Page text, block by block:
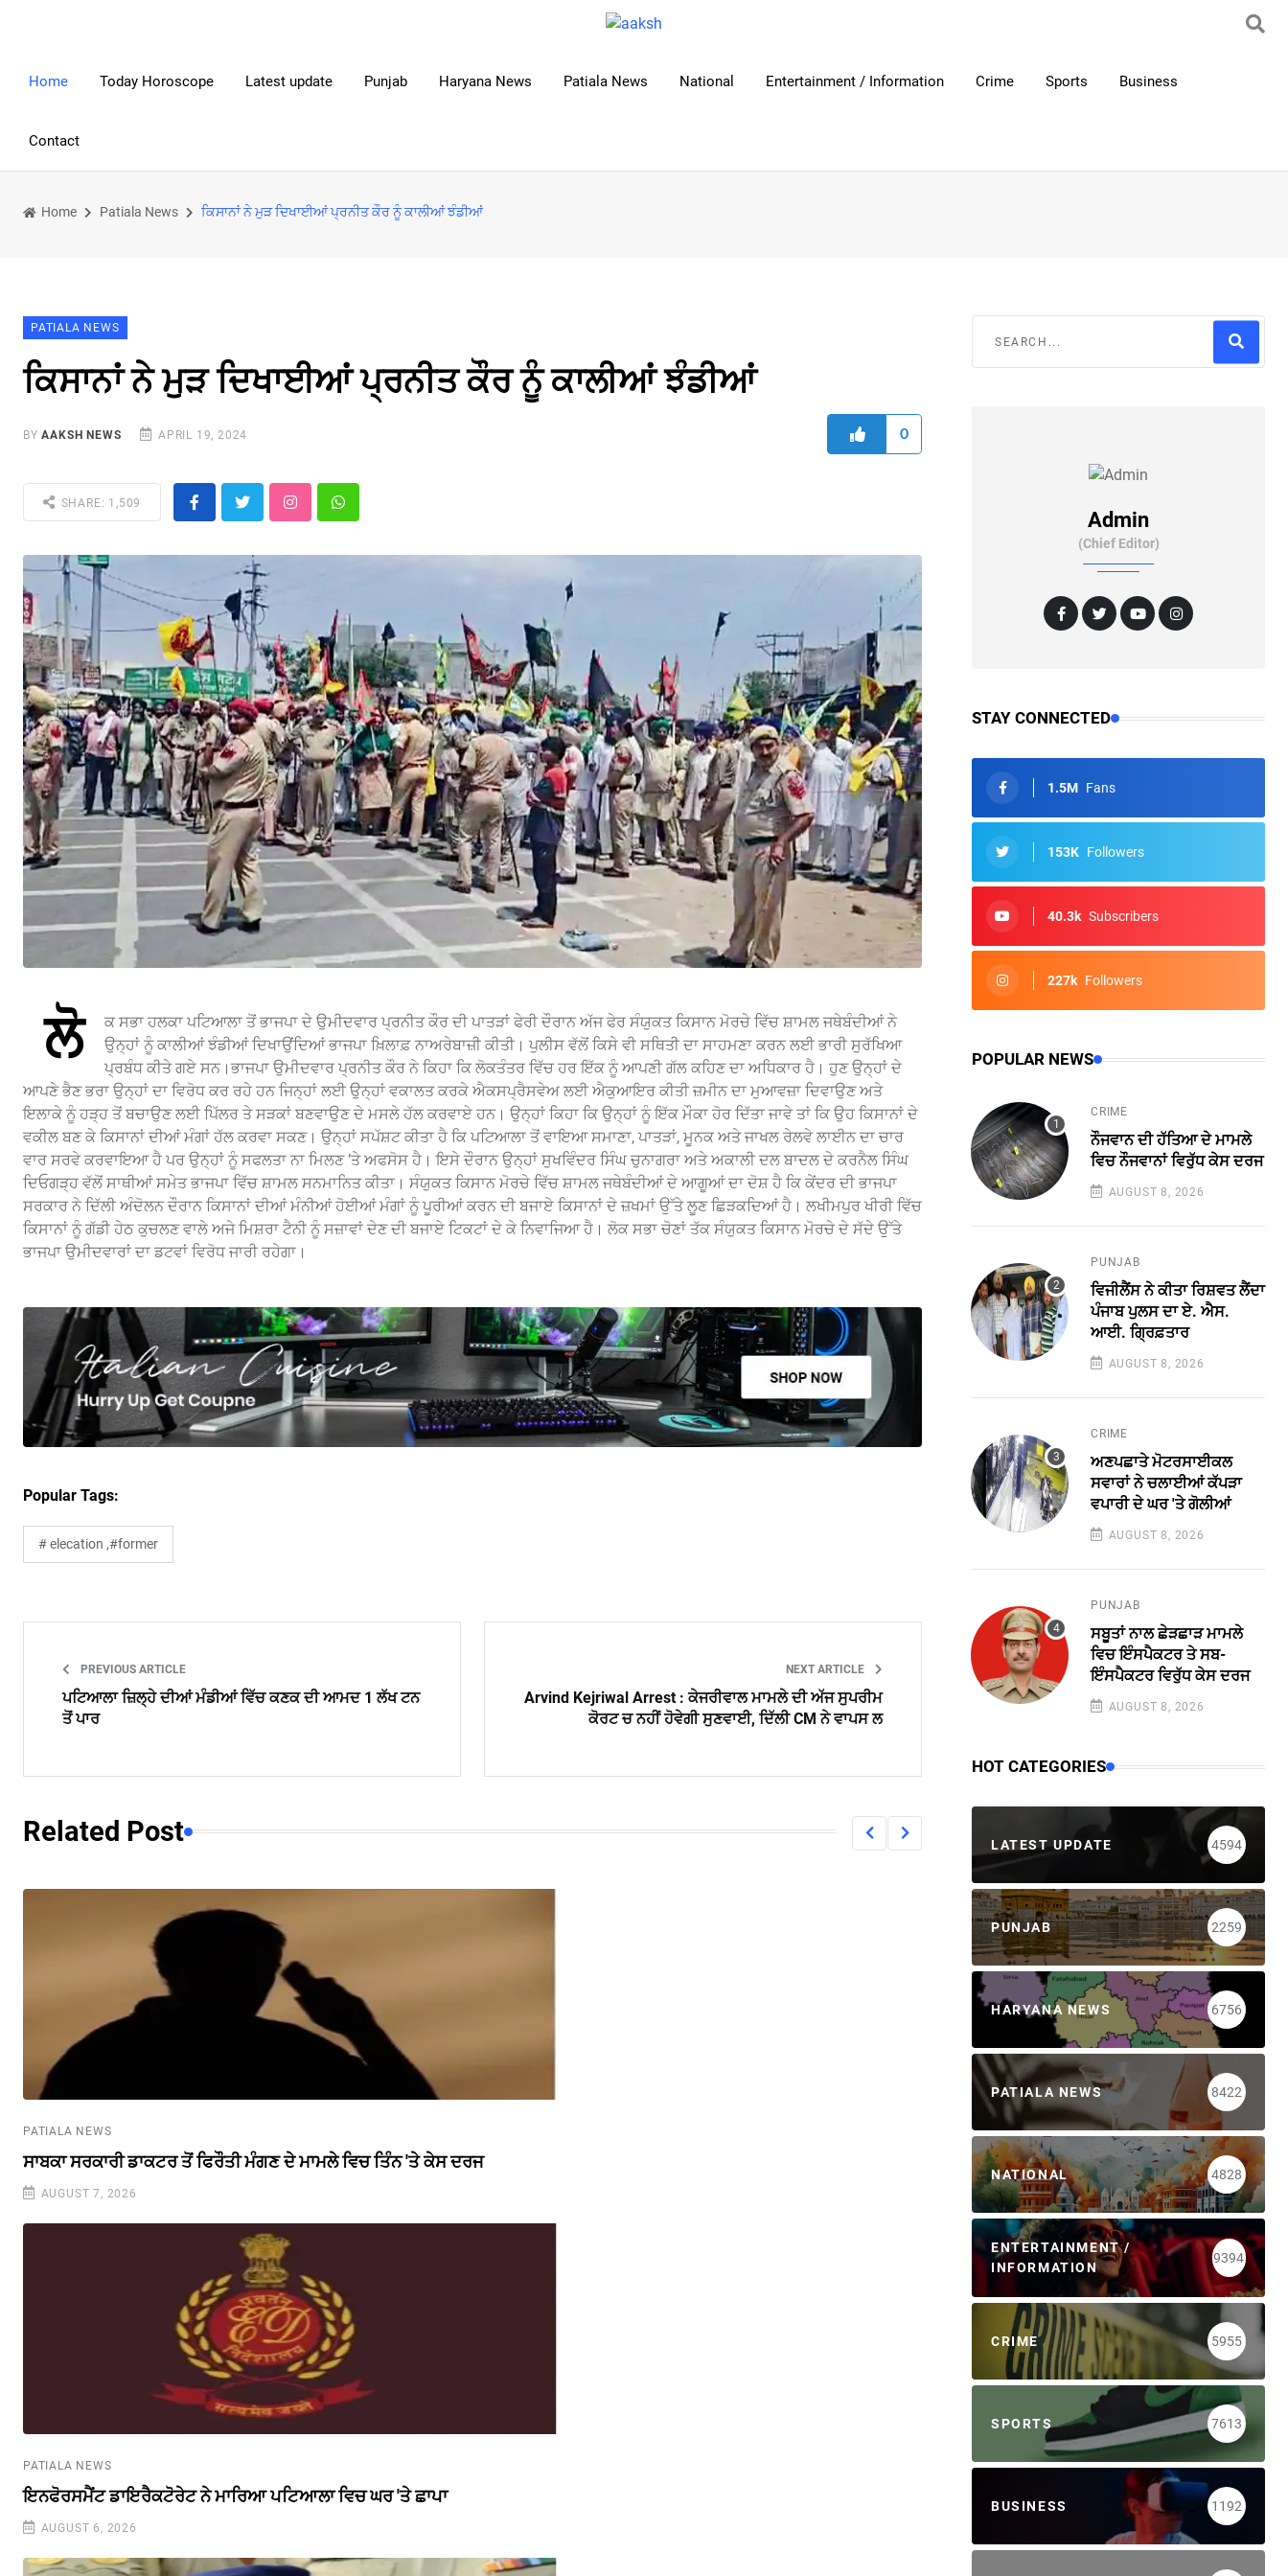
Home Today Horoscope Latest update Punjab Haryana News Patiala News National Entertainment / Information Crime Sports Business
Contact
Home Patiala News ਕਿਸਾਨਾਂ ਨੇ ਮੁੜ ਦਿਖਾਈਆਂ ਪ੍ਰਨੀਤ ਕੌਰ ਨੂੰ ਕਾਲੀਆਂ ਝੰਡੀਆਂ
PATIALA NEWS
ਕਿਸਾਨਾਂ ਨੇ ਮੁੜ ਦਿਖਾਈਆਂ ਪ੍ਰਨੀਤ ਕੌਰ ਨੂੰ ਕਾਲੀਆਂ ਝੰਡੀਆਂ
BYAAKSH NEWS APRIL 19, 2024 0
SHARE: 1,509
ਲੋ
ਕ ਸਭਾ ਹਲਕਾ ਪਟਿਆਲਾ ਤੋਂ ਭਾਜਪਾ ਦੇ ਉਮੀਦਵਾਰ ਪ੍ਰਨੀਤ ਕੌਰ ਦੀ ਪਾਤੜਾਂ ਫੇਰੀ ਦੌਰਾਨ ਅੱਜ ਫੇਰ ਸੰਯੁਕਤ ਕਿਸਾਨ ਮੋਰਚੇ ਵਿੱਚ ਸ਼ਾਮਲ ਜਥੇਬੰਦੀਆਂ ਨੇ
ਉਨ੍ਹਾਂ ਨੂੰ ਕਾਲੀਆਂ ਝੰਡੀਆਂ ਦਿਖਾਉਂਦਿਆਂ ਭਾਜਪਾ ਖ਼ਿਲਾਫ਼ ਨਾਅਰੇਬਾਜ਼ੀ ਕੀਤੀ। ਪੁਲੀਸ ਵੱਲੋਂ ਕਿਸੇ ਵੀ ਸਥਿਤੀ ਦਾ ਸਾਹਮਣਾ ਕਰਨ ਲਈ ਭਾਰੀ ਸੁਰੱਖਿਆ
ਪ੍ਰਬੰਧ ਕੀਤੇ ਗਏ ਸਨ।ਭਾਜਪਾ ਉਮੀਦਵਾਰ ਪ੍ਰਨੀਤ ਕੌਰ ਨੇ ਕਿਹਾ ਕਿ ਲੋਕਤੰਤਰ ਵਿੱਚ ਹਰ ਇੱਕ ਨੂੰ ਆਪਣੀ ਗੱਲ ਕਹਿਣ ਦਾ ਅਧਿਕਾਰ ਹੈ। ਹੁਣ ਉਨ੍ਹਾਂ ਦੇ
ਆਪਣੇ ਭੈਣ ਭਰਾ ਉਨ੍ਹਾਂ ਦਾ ਵਿਰੋਧ ਕਰ ਰਹੇ ਹਨ ਜਿਨ੍ਹਾਂ ਲਈ ਉਨ੍ਹਾਂ ਵਕਾਲਤ ਕਰਕੇ ਐਕਸਪ੍ਰੈਸਵੇਅ ਲਈ ਐਕੁਆਇਰ ਕੀਤੀ ਜ਼ਮੀਨ ਦਾ ਮੁਆਵਜ਼ਾ ਦਿਵਾਉਣ ਅਤੇ
ਇਲਾਕੇ ਨੂੰ ਹੜ੍ਹ ਤੋਂ ਬਚਾਉਣ ਲਈ ਪਿੱਲਰ ਤੇ ਸੜਕਾਂ ਬਣਵਾਉਣ ਦੇ ਮਸਲੇ ਹੱਲ ਕਰਵਾਏ ਹਨ। ਉਨ੍ਹਾਂ ਕਿਹਾ ਕਿ ਉਨ੍ਹਾਂ ਨੂੰ ਇੱਕ ਮੌਕਾ ਹੋਰ ਦਿੱਤਾ ਜਾਵੇ ਤਾਂ ਕਿ ਉਹ ਕਿਸਾਨਾਂ ਦੇ
ਵਕੀਲ ਬਣ ਕੇ ਕਿਸਾਨਾਂ ਦੀਆਂ ਮੰਗਾਂ ਹੱਲ ਕਰਵਾ ਸਕਣ। ਉਨ੍ਹਾਂ ਸਪੱਸ਼ਟ ਕੀਤਾ ਹੈ ਕਿ ਪਟਿਆਲਾ ਤੋਂ ਵਾਇਆ ਸਮਾਣਾ, ਪਾਤੜਾਂ, ਮੂਨਕ ਅਤੇ ਜਾਖਲ ਰੇਲਵੇ ਲਾਈਨ ਦਾ ਚਾਰ
ਵਾਰ ਸਰਵੇ ਕਰਵਾਇਆ ਹੈ ਪਰ ਉਨ੍ਹਾਂ ਨੂੰ ਸਫਲਤਾ ਨਾ ਮਿਲਣ ’ਤੇ ਅਫਸੋਸ ਹੈ। ਇਸੇ ਦੌਰਾਨ ਉਨ੍ਹਾਂ ਸੁਖਵਿੰਦਰ ਸਿੰਘ ਚੁਨਾਗਰਾ ਅਤੇ ਅਕਾਲੀ ਦਲ ਬਾਦਲ ਦੇ ਕਰਨੈਲ ਸਿੰਘ
ਦਿਓਗੜ੍ਹ ਵੱਲੋਂ ਸਾਥੀਆਂ ਸਮੇਤ ਭਾਜਪਾ ਵਿੱਚ ਸ਼ਾਮਲ ਸਨਮਾਨਿਤ ਕੀਤਾ। ਸੰਯੁਕਤ ਕਿਸਾਨ ਮੋਰਚੇ ਵਿੱਚ ਸ਼ਾਮਲ ਜਥੇਬੰਦੀਆਂ ਦੇ ਆਗੂਆਂ ਦਾ ਦੋਸ਼ ਹੈ ਕਿ ਕੇਂਦਰ ਦੀ ਭਾਜਪਾ
ਸਰਕਾਰ ਨੇ ਦਿੱਲੀ ਅੰਦੋਲਨ ਦੌਰਾਨ ਕਿਸਾਨਾਂ ਦੀਆਂ ਮੰਨੀਆਂ ਹੋਈਆਂ ਮੰਗਾਂ ਨੂੰ ਪੂਰੀਆਂ ਕਰਨ ਦੀ ਬਜਾਏ ਕਿਸਾਨਾਂ ਦੇ ਜ਼ਖਮਾਂ ਉੱਤੇ ਲੂਣ ਛਿੜਕਦਿਆਂ ਹੈ। ਲਖੀਮਪੁਰ ਖੀਰੀ ਵਿੱਚ
ਕਿਸਾਨਾਂ ਨੂੰ ਗੱਡੀ ਹੇਠ ਕੁਚਲਣ ਵਾਲੇ ਅਜੇ ਮਿਸ਼ਰਾ ਟੈਨੀ ਨੂੰ ਸਜ਼ਾਵਾਂ ਦੇਣ ਦੀ ਬਜਾਏ ਟਿਕਟਾਂ ਦੇ ਕੇ ਨਿਵਾਜਿਆ ਹੈ। ਲੋਕ ਸਭਾ ਚੋਣਾਂ ਤੱਕ ਸੰਯੁਕਤ ਕਿਸਾਨ ਮੋਰਚੇ ਦੇ ਸੱਦੇ ਉੱਤੇ
ਭਾਜਪਾ ਉਮੀਦਵਾਰਾਂ ਦਾ ਡਟਵਾਂ ਵਿਰੋਧ ਜਾਰੀ ਰਹੇਗਾ।
Popular Tags:
# elecation ,#former
PREVIOUS ARTICLE
ਪਟਿਆਲਾ ਜ਼ਿਲ੍ਹੇ ਦੀਆਂ ਮੰਡੀਆਂ ਵਿੱਚ ਕਣਕ ਦੀ ਆਮਦ 1 ਲੱਖ ਟਨ
ਤੋਂ ਪਾਰ
NEXT ARTICLE
Arvind Kejriwal Arrest : ਕੇਜਰੀਵਾਲ ਮਾਮਲੇ ਦੀ ਅੱਜ ਸੁਪਰੀਮ
ਕੋਰਟ ਚ ਨਹੀਂ ਹੋਵੇਗੀ ਸੁਣਵਾਈ, ਦਿੱਲੀ CM ਨੇ ਵਾਪਸ ਲ
Related Post
PATIALA NEWS
ਸਾਬਕਾ ਸਰਕਾਰੀ ਡਾਕਟਰ ਤੋਂ ਫਿਰੌਤੀ ਮੰਗਣ ਦੇ ਮਾਮਲੇ ਵਿਚ ਤਿੰਨ 'ਤੇ ਕੇਸ ਦਰਜ
AUGUST 7, 2026
PATIALA NEWS
ਇਨਫੋਰਸਮੈਂਟ ਡਾਇਰੈਕਟੋਰੇਟ ਨੇ ਮਾਰਿਆ ਪਟਿਆਲਾ ਵਿਚ ਘਰ 'ਤੇ ਛਾਪਾ
AUGUST 6, 2026
Admin
(Chief Editor)
STAY CONNECTED
1.5M Fans
153K Followers
40.3k Subscribers
227k Followers
POPULAR NEWS
CRIME
ਨੌਜਵਾਨ ਦੀ ਹੱਤਿਆ ਦੇ ਮਾਮਲੇ
ਵਿਚ ਨੌਜਵਾਨਾਂ ਵਿਰੁੱਧ ਕੇਸ ਦਰਜ
AUGUST 8, 2026
PUNJAB
ਵਿਜੀਲੈਂਸ ਨੇ ਕੀਤਾ ਰਿਸ਼ਵਤ ਲੈਂਦਾ
ਪੰਜਾਬ ਪੁਲਸ ਦਾ ਏ. ਐਸ.
ਆਈ. ਗ੍ਰਿਫ਼ਤਾਰ
AUGUST 8, 2026
CRIME
ਅਣਪਛਾਤੇ ਮੋਟਰਸਾਈਕਲ
ਸਵਾਰਾਂ ਨੇ ਚਲਾਈਆਂ ਕੱਪੜਾ
ਵਪਾਰੀ ਦੇ ਘਰ 'ਤੇ ਗੋਲੀਆਂ
AUGUST 8, 2026
PUNJAB
ਸਬੂਤਾਂ ਨਾਲ ਛੇੜਛਾੜ ਮਾਮਲੇ
ਵਿਚ ਇੰਸਪੈਕਟਰ ਤੇ ਸਬ-
ਇੰਸਪੈਕਟਰ ਵਿਰੁੱਧ ਕੇਸ ਦਰਜ
AUGUST 8, 2026
HOT CATEGORIES
LATEST UPDATE 4594
PUNJAB 2259
HARYANA NEWS 6756
PATIALA NEWS 8422
NATIONAL 4828
ENTERTAINMENT /
INFORMATION
9394
CRIME 5955
SPORTS 7613
BUSINESS 1192